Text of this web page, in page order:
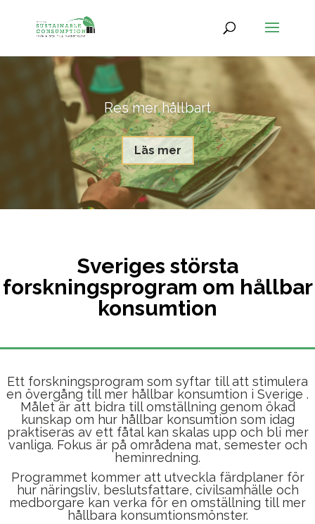
Res mer hållbart
Läs mer
Sveriges största
forskningsprogram om hållbar
konsumtion
Ett forskningsprogram som syftar till att stimulera
en övergång till mer hållbar konsumtion i Sverige .
Målet är att bidra till omställning genom ökad
kunskap om hur hållbar konsumtion som idag
praktiseras av ett fåtal kan skalas upp och bli mer
vanliga. Fokus är på områdena mat, semester och
heminredning.
Programmet kommer att utveckla färdplaner för
hur näringsliv, beslutsfattare, civilsamhälle och
medborgare kan verka för en omställning till mer
hållbara konsumtionsmönster.